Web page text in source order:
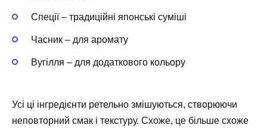
Спеції – традиційні японські суміші
Часник – для аромату
Вугілля – для додаткового кольору
Усі ці інгредієнти ретельно змішуються, створюючи
неповторний смак і текстуру. Схоже, це більше схоже